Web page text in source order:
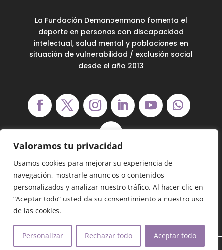
Valoramos tu privacidad
Usamos cookies para mejorar su experiencia de
navegación, mostrarle anuncios o contenidos
personalizados y analizar nuestro tráfico. Al hacer clic en
“Aceptar todo” usted da su consentimiento a nuestro uso
de las cookies.
Personalizar Rechazar todo Aceptar todo
Dona con Bizum:
09975
Copiar código
La Fundación Demanoenmano fomenta el
deporte en personas con discapacidad
intelectual, salud mental y poblaciones en
situación de vulnerabilidad / exclusión social
desde el año 2013